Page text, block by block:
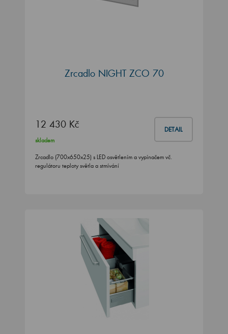
Zrcadlo NIGHT ZCO 70
12 430 Kč DETAIL
skladem
Zrcadlo (700x650x25) s LED osvětlením a vypínačem vč.
regulátoru teploty světla a stmívání